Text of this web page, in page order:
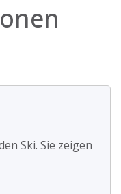
Ski. Sie zeigen